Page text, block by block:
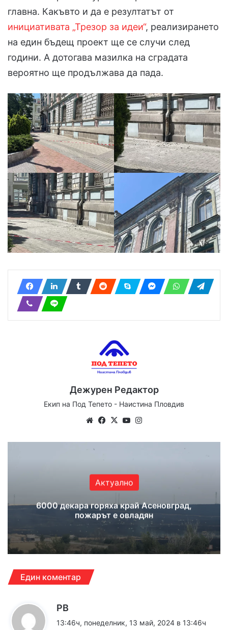
главна. Какъвто и да е резултатът от
инициативата „Трезор за идеи“, реализирането
на един бъдещ проект ще се случи след
години. А дотогава мазилка на сградата
вероятно ще продължава да пада.
Дежурен Редактор
Екип на Под Тепето - Наистина Пловдив
WebsiteFacebook
X YouTube
Актуално
6000 декара горяха край Асеновград,
пожарът е овладян
Един коментар
PB
а
13:46ч, понеделник, 13 май, 2024 в 13:46ч